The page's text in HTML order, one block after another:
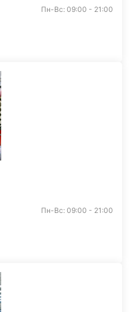
Пн-Вс: 09:00 - 21:00
Пн-Вс: 09:00 - 21:00